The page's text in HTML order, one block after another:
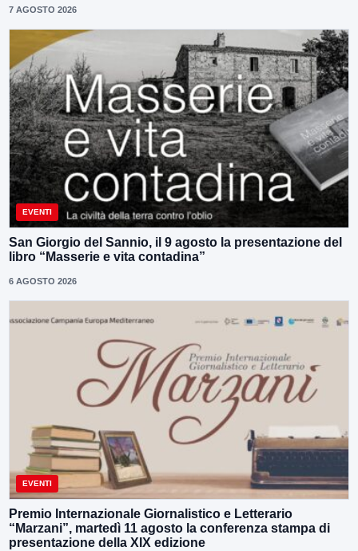
7 AGOSTO 2026
EVENTI
San Giorgio del Sannio, il 9 agosto la presentazione del
libro “Masserie e vita contadina”
6 AGOSTO 2026
EVENTI
Premio Internazionale Giornalistico e Letterario
“Marzani”, martedì 11 agosto la conferenza stampa di
presentazione della XIX edizione